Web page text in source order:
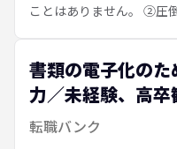
ことはありません。 ②圧
書類の電子化の
力／未経験、高卒
転職バンク